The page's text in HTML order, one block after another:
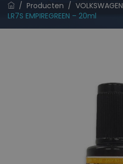
/ Producten / VOLKSWAGEN
LR7S EMPIREGREEN – 20ml